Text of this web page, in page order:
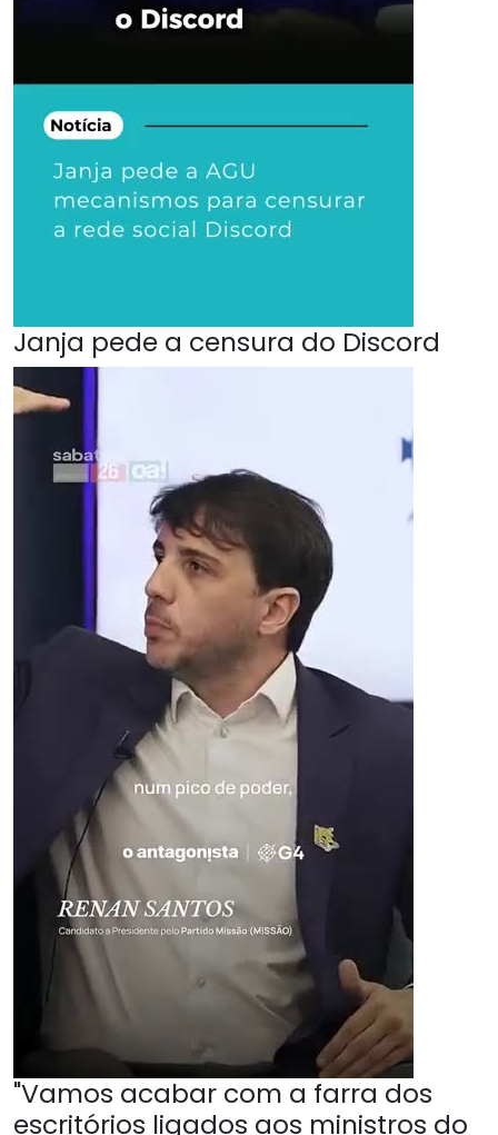
Janja pede a censura do Discord
"Vamos acabar com a farra dos
escritórios ligados aos ministros do